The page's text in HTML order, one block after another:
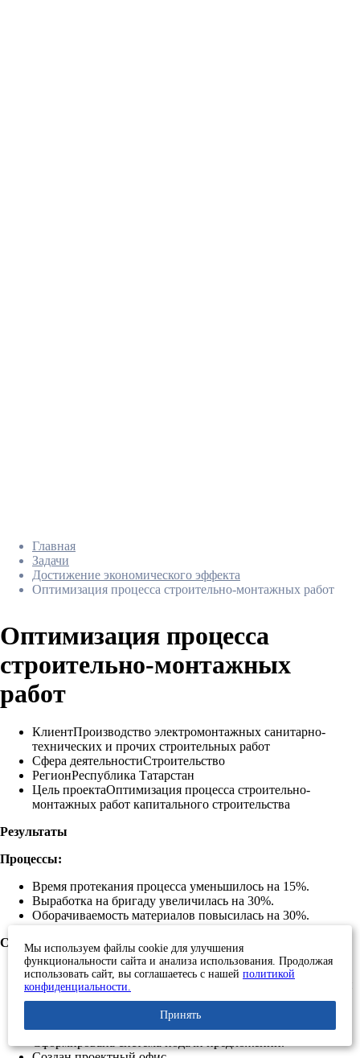
Главная
Задачи
Достижение экономического эффекта
Оптимизация процесса строительно-монтажных работ
Оптимизация процесса
строительно-монтажных
работ
КлиентПроизводство электромонтажных санитарно-
технических и прочих строительных работ
Сфера деятельностиСтроительство
РегионРеспублика Татарстан
Цель проектаОптимизация процесса строительно-
монтажных работ капитального строительства
Результаты
Процессы:
Время протекания процесса уменьшилось на 15%.
Выработка на бригаду увеличилась на 30%.
Оборачиваемость материалов повысилась на 30%.
Система:
Дерево целей в соответствии со структурой управления
предприятия охватило
стоимостных показателей.
В подразделениях организованы информационные
центры.
Мы используем файлы cookie для улучшения
функциональности сайта и анализа использования. Продолжая
использовать сайт, вы соглашаетесь с нашей политикой
конфиденциальности.
Принять